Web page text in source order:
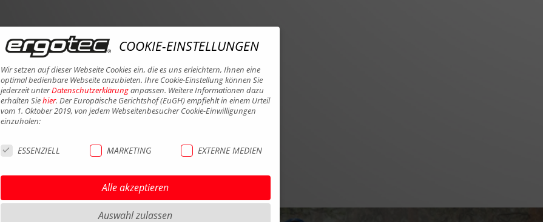
COOKIE-EINSTELLUNGEN
Wir setzen auf dieser Webseite Cookies ein, die es uns erleichtern, Ihnen eine
optimal bedienbare Webseite anzubieten. Ihre Cookie-Einstellung können Sie
jederzeit unterDatenschutzerklärunganpassen. Weitere Informationen dazu
erhalten Siehier. Der Europäische Gerichtshof (EuGH) empfiehlt in einem Urteil
vom 1. Oktober 2019, von jedem Webseitenbesucher Cookie-Einwilligungen
einzuholen:
ESSENZIELL MARKETING EXTERNE MEDIEN
Alle akzeptieren
Auswahl zulassen